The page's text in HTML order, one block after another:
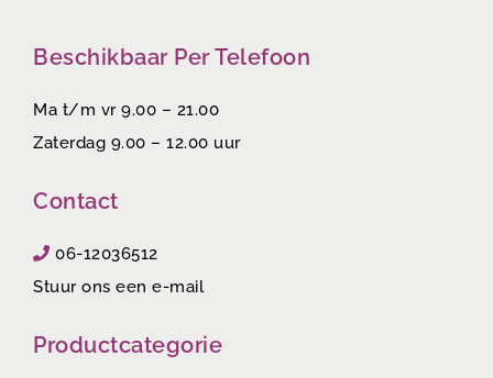
Beschikbaar Per Telefoon
Ma t/m vr 9.00 – 21.00
Zaterdag 9.00 – 12.00 uur
Contact
06-12036512
Stuur ons een e-mail
Productcategorie